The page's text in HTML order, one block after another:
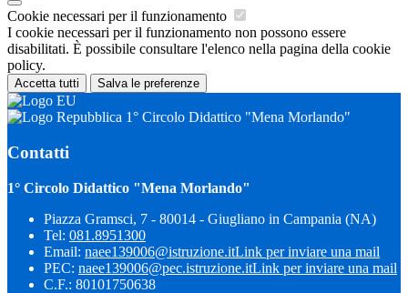
Cookie necessari per il funzionamento
I cookie necessari per il funzionamento non possono essere
disabilitati. È possibile consultare l'elenco nella pagina della cookie
policy.
Accetta tutti Salva le preferenze
1° Circolo Didattico "Mena Morlando"
Contatti
1° Circolo Didattico "Mena Morlando"
Piazza Gramsci, 7 - 80014 - Giugliano in Campania (NA)
Tel: 081.8951300
Email: naee139006@istruzione.itLink per inviare una mail
PEC: naee139006@pec.istruzione.itLink per inviare una mail
C.F.: 80101750638